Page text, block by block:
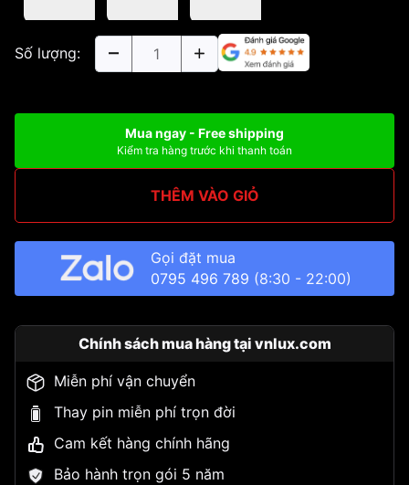
Số lượng:
Mua ngay - Free shipping
Kiểm tra hàng trước khi thanh toán
THÊM VÀO GIỎ
Gọi đặt mua
0795 496 789 (8:30 - 22:00)
Chính sách mua hàng tại vnlux.com
Miễn phí vận chuyển
Thay pin miễn phí trọn đời
Cam kết hàng chính hãng
Bảo hành trọn gói 5 năm